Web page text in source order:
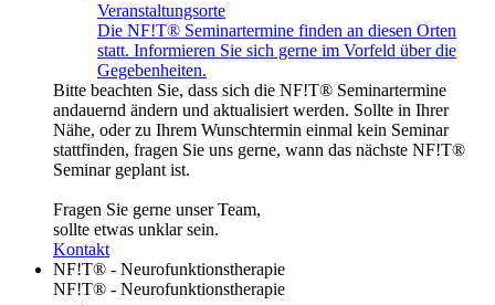
Veranstaltungsorte
Die NF!T® Seminartermine finden an diesen Orten
statt. Informieren Sie sich gerne im Vorfeld über die
Gegebenheiten.
Bitte beachten Sie, dass sich die NF!T® Seminartermine
andauernd ändern und aktualisiert werden. Sollte in Ihrer
Nähe, oder zu Ihrem Wunschtermin einmal kein Seminar
stattfinden, fragen Sie uns gerne, wann das nächste NF!T®
Seminar geplant ist.
Fragen Sie gerne unser Team,
sollte etwas unklar sein.
Kontakt
NF!T® - Neurofunktionstherapie
NF!T® - Neurofunktionstherapie